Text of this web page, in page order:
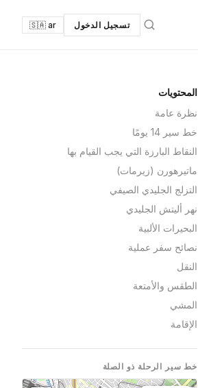
تسجيل الدخول 🇸🇦 ar
المحتويات
نظرة عامة
خط سير 14 يومًا
النقاط البارزة التي يجب القيام بها
ماتيرهورن (زيرمات)
التزلج الجليدي الصيفي
نهر أليتش الجليدي
البحيرات الألبية
نصائح سفر عملية
النقل
الطقس والأمتعة
المشي
الإقامة
خط سير الرحلة ذو الصلة